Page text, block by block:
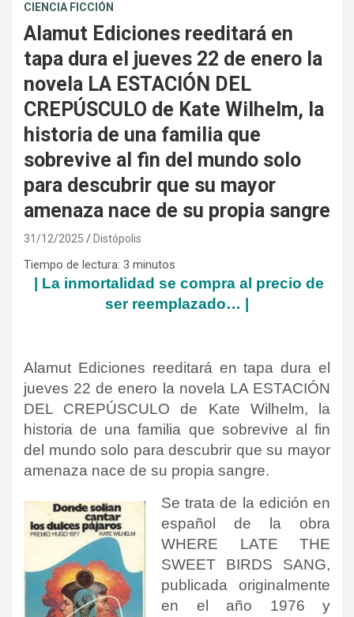
CIENCIA FICCIÓN
Alamut Ediciones reeditará en
tapa dura el jueves 22 de enero la
novela LA ESTACIÓN DEL
CREPÚSCULO de Kate Wilhelm, la
historia de una familia que
sobrevive al fin del mundo solo
para descubrir que su mayor
amenaza nace de su propia sangre
31/12/2025 Distópolis
Tiempo de lectura: 3 minutos
| La inmortalidad se compra al precio de
ser reemplazado… |
Alamut Ediciones reeditará en tapa dura el
jueves 22 de enero la novela LA ESTACIÓN
DEL CREPÚSCULO de Kate Wilhelm, la
historia de una familia que sobrevive al fin
del mundo solo para descubrir que su mayor
amenaza nace de su propia sangre.
Se trata de la edición en
español de la obra
WHERE LATE THE
SWEET BIRDS SANG,
publicada originalmente
en el año 1976 y